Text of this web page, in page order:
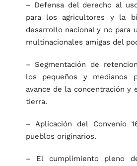
– Defensa del derecho al
para los agricultores y la
desarrollo nacional y no para
multinacionales amigas del
– Segmentación de
los pequeños y medianos
avance de la concentración y
tierra.
– Aplicación del Convenio
pueblos originarios.
– El cumplimiento pleno